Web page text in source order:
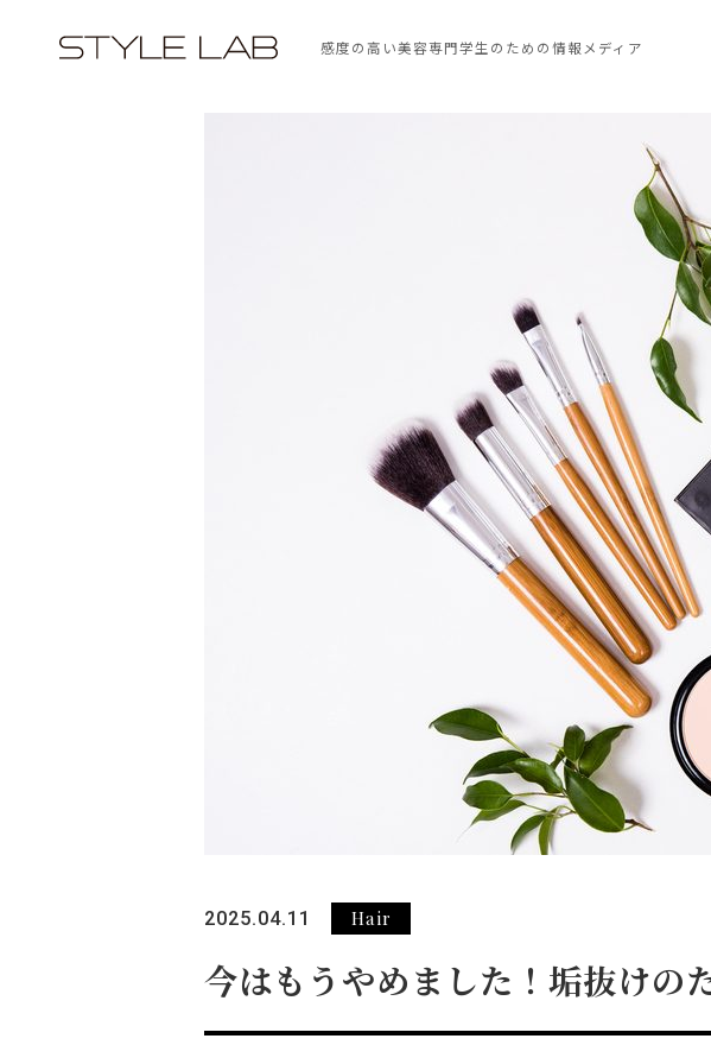
感度の高い美容専門学生のための情報メディア
2025.04.11 Hair
今はもうやめました！垢抜けの